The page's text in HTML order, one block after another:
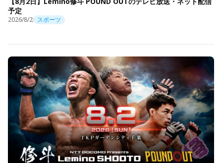
予定
2026/8/2 スポーツ